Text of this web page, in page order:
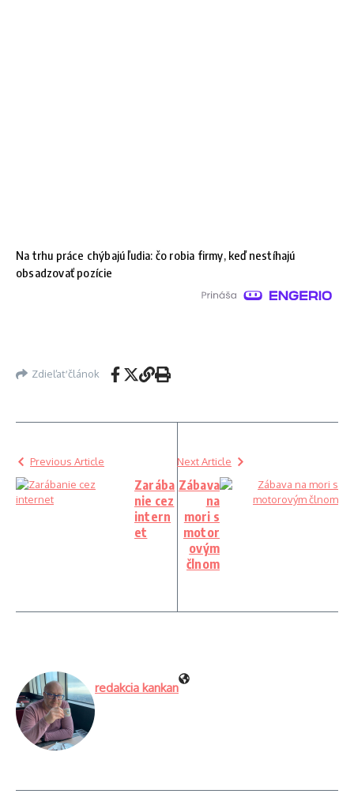
Na trhu práce chýbajú ľudia: čo robia firmy, keď nestíhajú
obsadzovať pozície
Zdieľať článok
Previous Article
Zarába
nie cez
intern
et
Next Article
Zábava
na
mori s
motor
ovým
člnom
redakcia kankan